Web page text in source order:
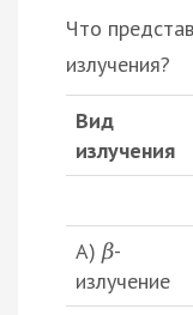
Что
излучения?
Вид
излучения
А) β-
излучение